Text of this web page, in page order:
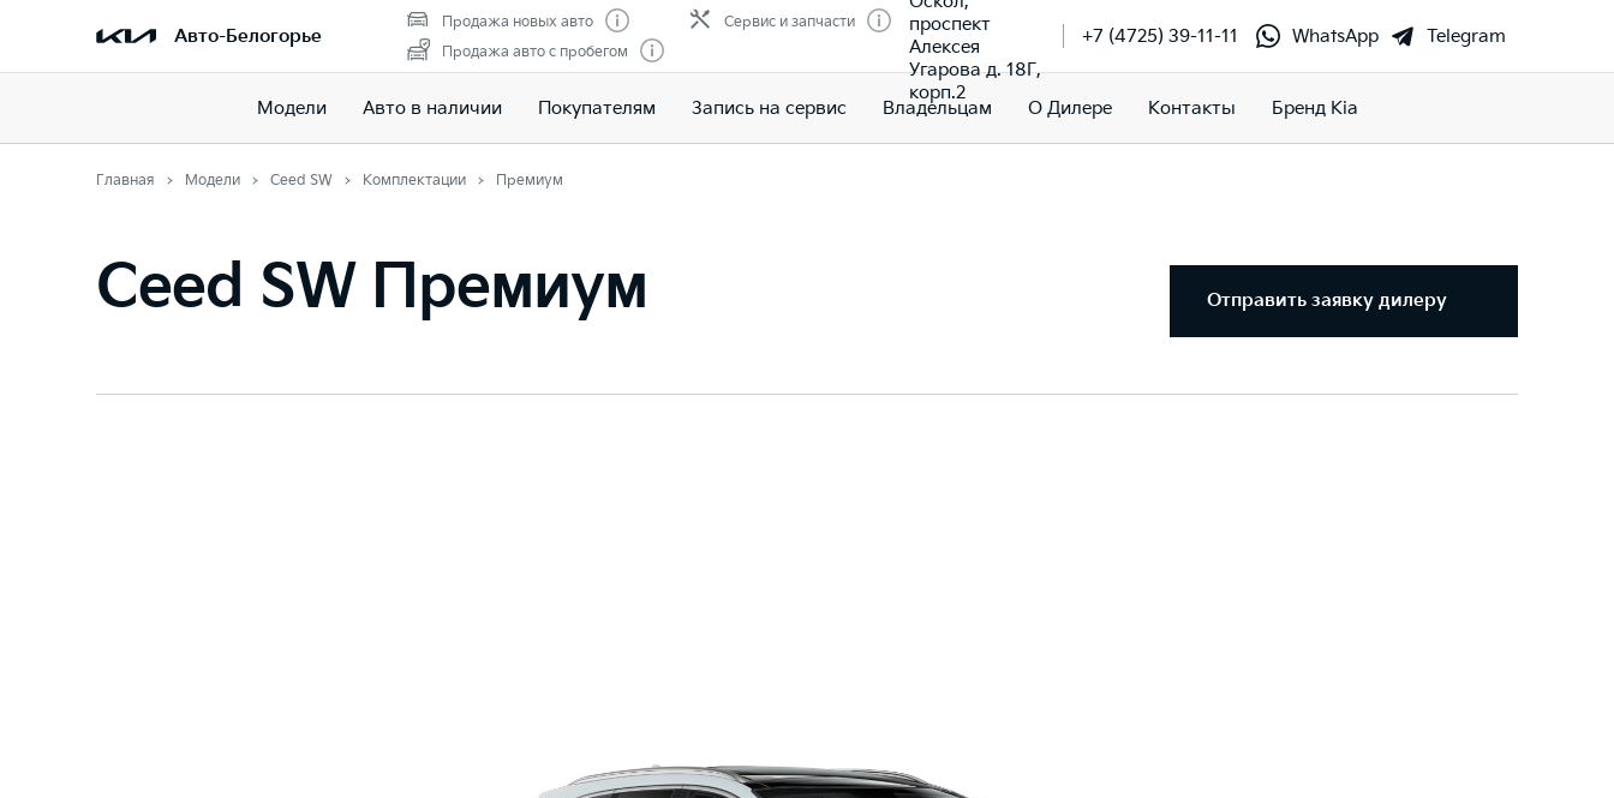
Авто-Белогорье
Продажа новых авто
Продажа авто с пробегом
Сервис и запчасти
проспект
Алексея
Угарова д. 18Г,
корп.2
+7 (4725) 39-11-11 WhatsApp Telegram
Модели Авто в наличии Покупателям Запись на сервис Владельцам О Дилере Контакты Бренд Kia
Главная Модели Ceed SW Комплектации Премиум
Ceed SW Премиум Отправить заявку дилеру